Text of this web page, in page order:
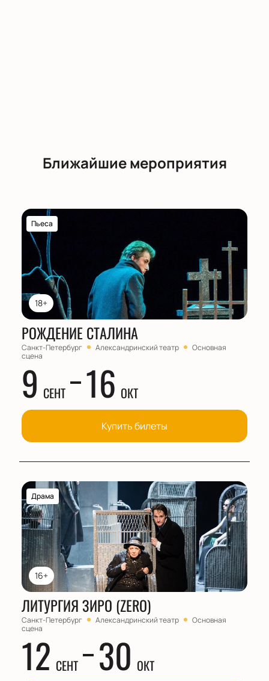
Ближайшие мероприятия
18+
Пьеса
РОЖДЕНИЕ СТАЛИНА
Санкт-Петербург Александринский театр
Основная
сцена
9 СЕНТ 16 ОКТ
Купить билеты
16+
Драма
ЛИТУРГИЯ ЗИРО (ZERO)
Санкт-Петербург Александринский театр
Основная
сцена
12 СЕНТ 30 ОКТ